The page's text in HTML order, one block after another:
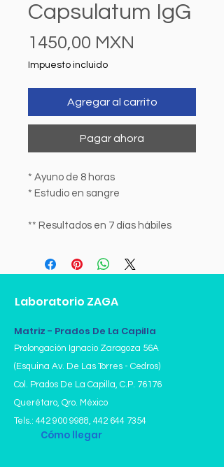
Capsulatum IgG
1450,00 MXN
Impuesto incluido
Agregar al carrito
Pagar ahora
* Ayuno de 8 horas
* Estudio en sangre
** Resultados en 7 días hábiles
Laboratorio ZAGA
Matriz - Prados De La Capilla
Prolongación Ignacio Zaragoza 56A
(Esquina Av. De Las Torres - Cedros)
Col. Prados De La Capilla, C.P. 76176
Querétaro, Qro. México
Tels.: 442 900 9988, 442 644 7354
Cómo llegar